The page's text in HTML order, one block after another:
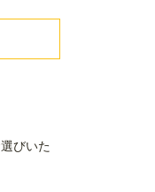
びいた